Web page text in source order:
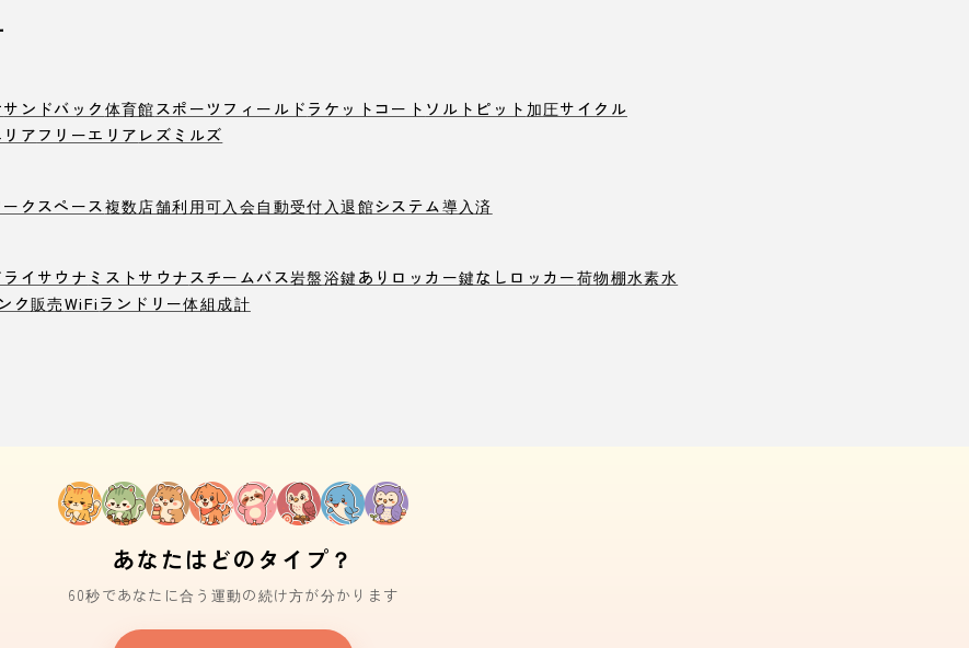
サンドバック 体育館スポーツフィールド ラケットコート ソルトピット 加圧サイクル
ア フリーエリア レズミルズ
ークスペース複数店舗利用可入会自動受付 入退館システム導入済
ライサウナ ミストサウナ スチームバス岩盤浴鍵ありロッカー鍵なしロッカー荷物棚水素水
ク販売WiFi ランドリー体組成計
あなたはどのタイプ？
60秒であなたに合う運動の続け方が分かります